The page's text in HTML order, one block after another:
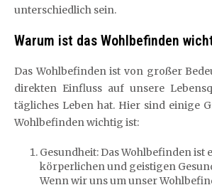
unterschiedlich sein.
Warum ist das Wohlbefinden
Das Wohlbefinden ist von großer
direkten Einfluss auf unsere
tägliches Leben hat. Hier sind einige
Wohlbefinden wichtig ist:
Gesundheit: Das Wohlbefinden ist
körperlichen und geistigen
Wenn wir uns um unser